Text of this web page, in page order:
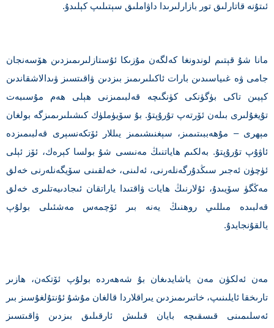
ئىتۇنە قاتارلىق تور بازارلىرىدا داۋاملىق سېتىلىپ كېلىدۇ.
مانا شۇ قېتىم لوندونغا كەلگەن مۇزىكا ئۇستازلىرىمىزدىن ھۆسەنجان
جامى ۋە غىياسىدىن بارات ئاكىلىرىمىز بىزدىن ۋاقىتسىز ۋىدالاشقاندىن
كېيىن تاكى بۈگۈنكى كۈنگىچە قەلبىمىزنى ھېلى ھەم مۇسىبەت
تۇيغۇلىرى بىلەن ئۆرتەپ تۇرۇپتۇ. بۇ سۆيۈملۈك كىشىلىرىمىزگە بولغان
مېھرى – مۇھەببىتىمىز، سېغنىشىمىز يىللار ئۆتكەنسېرى قەلبىمىزدە
ئاۋۇپ تۇرۇپتۇ. بەلكىم ھاياتنىڭ مەنىسى شۇ بولسا كېرەك، ئۆز ئېلى
ئۈچۈن ئەجىر سىڭدۇرگەنلەرنى، ئەلىنى، خەلقىنى سۆيگەنلەرنى خەلق
مەڭگۈ سۆيىدۇ، ئۇلارنىڭ ھايات ۋاقتىدا ياراتقان ئىجادىيەتلىرى خەلق
قەلبىدە مىللىي روھنىڭ يەنە بىر ئۆچمەس مەشئىلى بولۇپ
يالقۇنجايدۇ.
مەن ئەلكۈن مەن ياشايدىغان بۇ شەھەردە بولۇپ ئۆتكەن، ھازىر
تارىخقا ئايلىنىپ، خاتىرىمىزدىن يىراقلاردا قالغان مۇشۇ ئۇنتۇلغۇسىز بىر
ئەسلىمىنى قىسقىچە بايان قىلىش ئارقىلىق بىزدىن ۋاقىتسىز